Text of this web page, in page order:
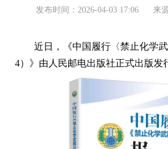
发布时间：2026-04-03 17:06 来
近日，《中国履行〈禁止化学
4）》由人民邮电出版社正式出版发